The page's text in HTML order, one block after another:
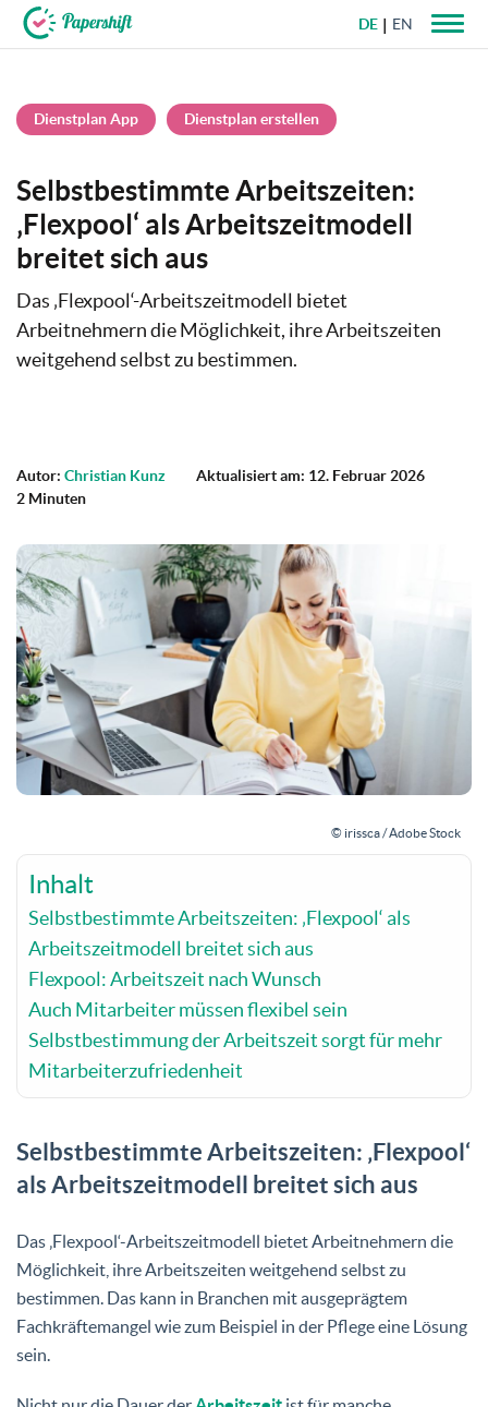
DE EN
Dienstplan App Dienstplan erstellen
Selbstbestimmte Arbeitszeiten:
‚Flexpool‘ als Arbeitszeitmodell
breitet sich aus
Das ‚Flexpool‘-Arbeitszeitmodell bietet
Arbeitnehmern die Möglichkeit, ihre Arbeitszeiten
weitgehend selbst zu bestimmen.
Autor: Christian Kunz
Aktualisiert am: 12. Februar 2026
2 Minuten
© irissca / Adobe Stock
Inhalt
Selbstbestimmte Arbeitszeiten: ‚Flexpool‘ als
Arbeitszeitmodell breitet sich aus
Flexpool: Arbeitszeit nach Wunsch
Auch Mitarbeiter müssen flexibel sein
Selbstbestimmung der Arbeitszeit sorgt für mehr
Mitarbeiterzufriedenheit
Selbstbestimmte Arbeitszeiten: ‚Flexpool‘
als Arbeitszeitmodell breitet sich aus
Das ‚Flexpool‘-Arbeitszeitmodell bietet Arbeitnehmern die
Möglichkeit, ihre Arbeitszeiten weitgehend selbst zu
bestimmen. Das kann in Branchen mit ausgeprägtem
Fachkräftemangel wie zum Beispiel in der Pflege eine Lösung
sein.